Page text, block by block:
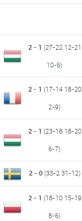
2 - 1 (27-22 12-21
10-6)
2 - 1 (17-14 18-20
2-9)
2 - 1 (23-18 18-20
6-7)
2 - 0(33-2 31-12)
2 - 1 (18-10 15-19
8-6)